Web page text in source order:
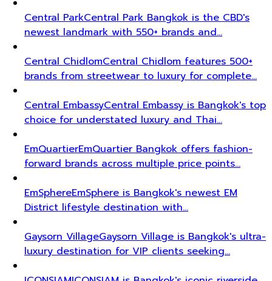
Central ParkCentral Park Bangkok is the CBD's
newest landmark with 550+ brands and…
Central ChidlomCentral Chidlom features 500+
brands from streetwear to luxury for complete…
Central EmbassyCentral Embassy is Bangkok's top
choice for understated luxury and Thai…
EmQuartierEmQuartier Bangkok offers fashion-
forward brands across multiple price points…
EmSphereEmSphere is Bangkok's newest EM
District lifestyle destination with…
Gaysorn VillageGaysorn Village is Bangkok's ultra-
luxury destination for VIP clients seeking…